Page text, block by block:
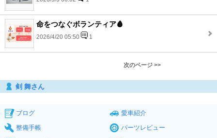
命をつなぐボランティア🩸
2026/4/20 05:50 1
次のページ >>
剣 舞さん
ブログ
愛車紹介
整備手帳
パーツレビュー